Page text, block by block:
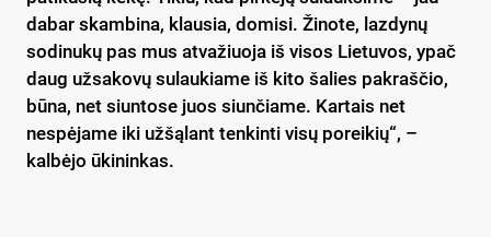
dabar skambina, klausia, domisi. Žinote, lazdynų
sodinukų pas mus atvažiuoja iš visos Lietuvos, ypač
daug užsakovų sulaukiame iš kito šalies pakraščio,
būna, net siuntose juos siunčiame. Kartais net
nespėjame iki užšąlant tenkinti visų poreikių“, –
kalbėjo ūkininkas.